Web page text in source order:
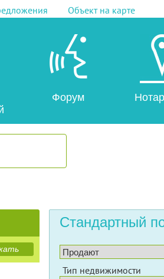
Объект на карте
Форум
Стандартный
Тип недвижимости